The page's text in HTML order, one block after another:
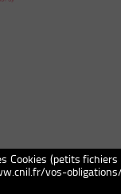
Cookies (petits
vos-